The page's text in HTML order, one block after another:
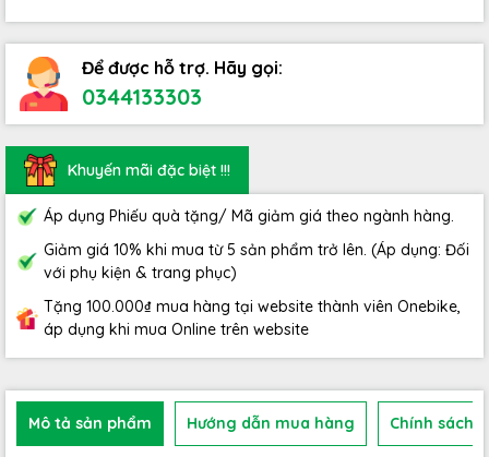
Để được hỗ trợ. Hãy gọi:
0344133303
Khuyến mãi đặc biệt !!!
Áp dụng Phiếu quà tặng/ Mã giảm giá theo ngành hàng.
Giảm giá 10% khi mua từ 5 sản phẩm trở lên. (Áp dụng: Đối
với phụ kiện & trang phục)
Tặng 100.000₫ mua hàng tại website thành viên Onebike,
áp dụng khi mua Online trên website
Mô tả sản phẩm Hướng dẫn mua hàng Chính sách